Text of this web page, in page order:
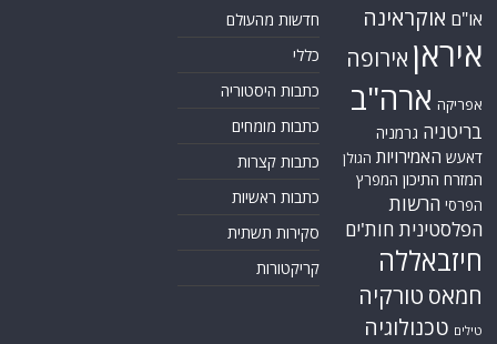
או"ם אוקראינה
איראן אירופה
אפריקה ארה"ב
בריטניה גרמניה
דאעש האמירויות הגולן
המזרח התיכון המפרץ
הפרסי הרשות
הפלסטינית חות'ים
חיזבאללה
חמאס טורקיה
טילים טכנולוגיה
חדשות מהעולם
כללי
כתבות היסטוריה
כתבות מומחים
כתבות קצרות
כתבות ראשיות
סקירות תשתית
קריקטורות